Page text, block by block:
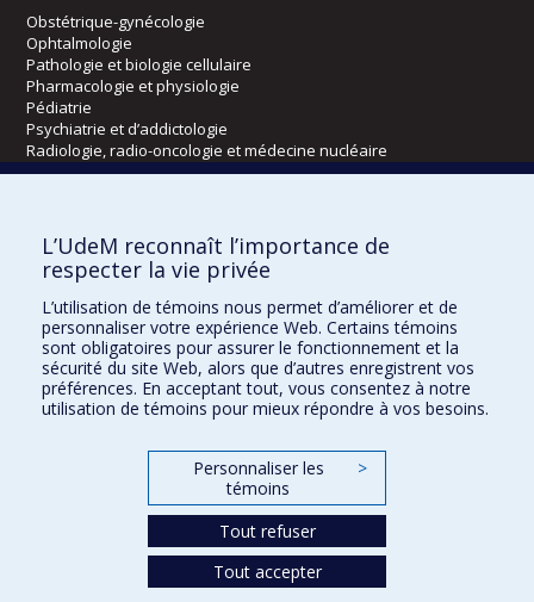
Obstétrique-gynécologie
Ophtalmologie
Pathologie et biologie cellulaire
Pharmacologie et physiologie
Pédiatrie
Psychiatrie et d’addictologie
Radiologie, radio-oncologie et médecine nucléaire
Écoles
Kinésiologie et des sciences de l’activité physique
Orthophonie et audiologie
Réadaptation
Directions
DPC
CPASS
L’UdeM reconnaît l’importance de
respecter la vie privée
L’utilisation de témoins nous permet d’améliorer et de
personnaliser votre expérience Web. Certains témoins
sont obligatoires pour assurer le fonctionnement et la
sécurité du site Web, alors que d’autres enregistrent vos
préférences. En acceptant tout, vous consentez à notre
utilisation de témoins pour mieux répondre à vos besoins.
Personnaliser les
témoins
>
Tout refuser
Tout accepter